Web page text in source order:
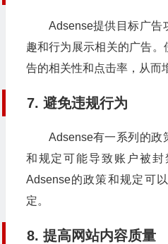
Adsense提供目标广告
趣和行为展示相关的广告
告的相关性和点击率，从而
7. 避免违规行为
Adsense有一系列的政
和规定可能导致账户被
Adsense的政策和规定可
定。
8. 提高网站内容质量